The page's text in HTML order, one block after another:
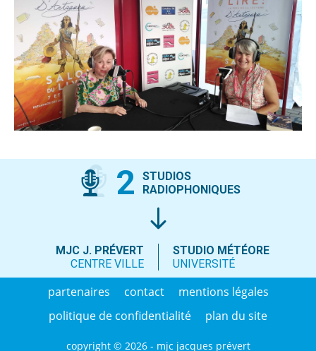
2
STUDIOS
RADIOPHONIQUES
MJC J. PRÉVERT
CENTRE VILLE
STUDIO MÉTÉORE
UNIVERSITÉ
partenaires contact
mentions légales
politique de confidentialité
plan du site
copyright © 2026 - mjc jacques prévert